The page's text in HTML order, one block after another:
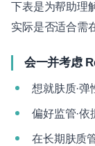
下表是为帮助理
实际是否适合需
会一并考虑
想就肤质·弹
偏好监管·依
在长期肤质